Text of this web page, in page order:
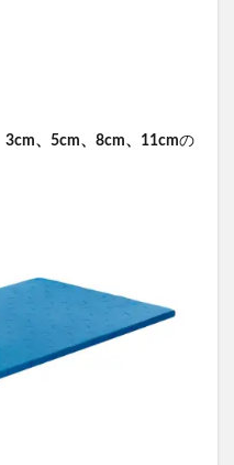
3cm、5cm、8cm、11cmの